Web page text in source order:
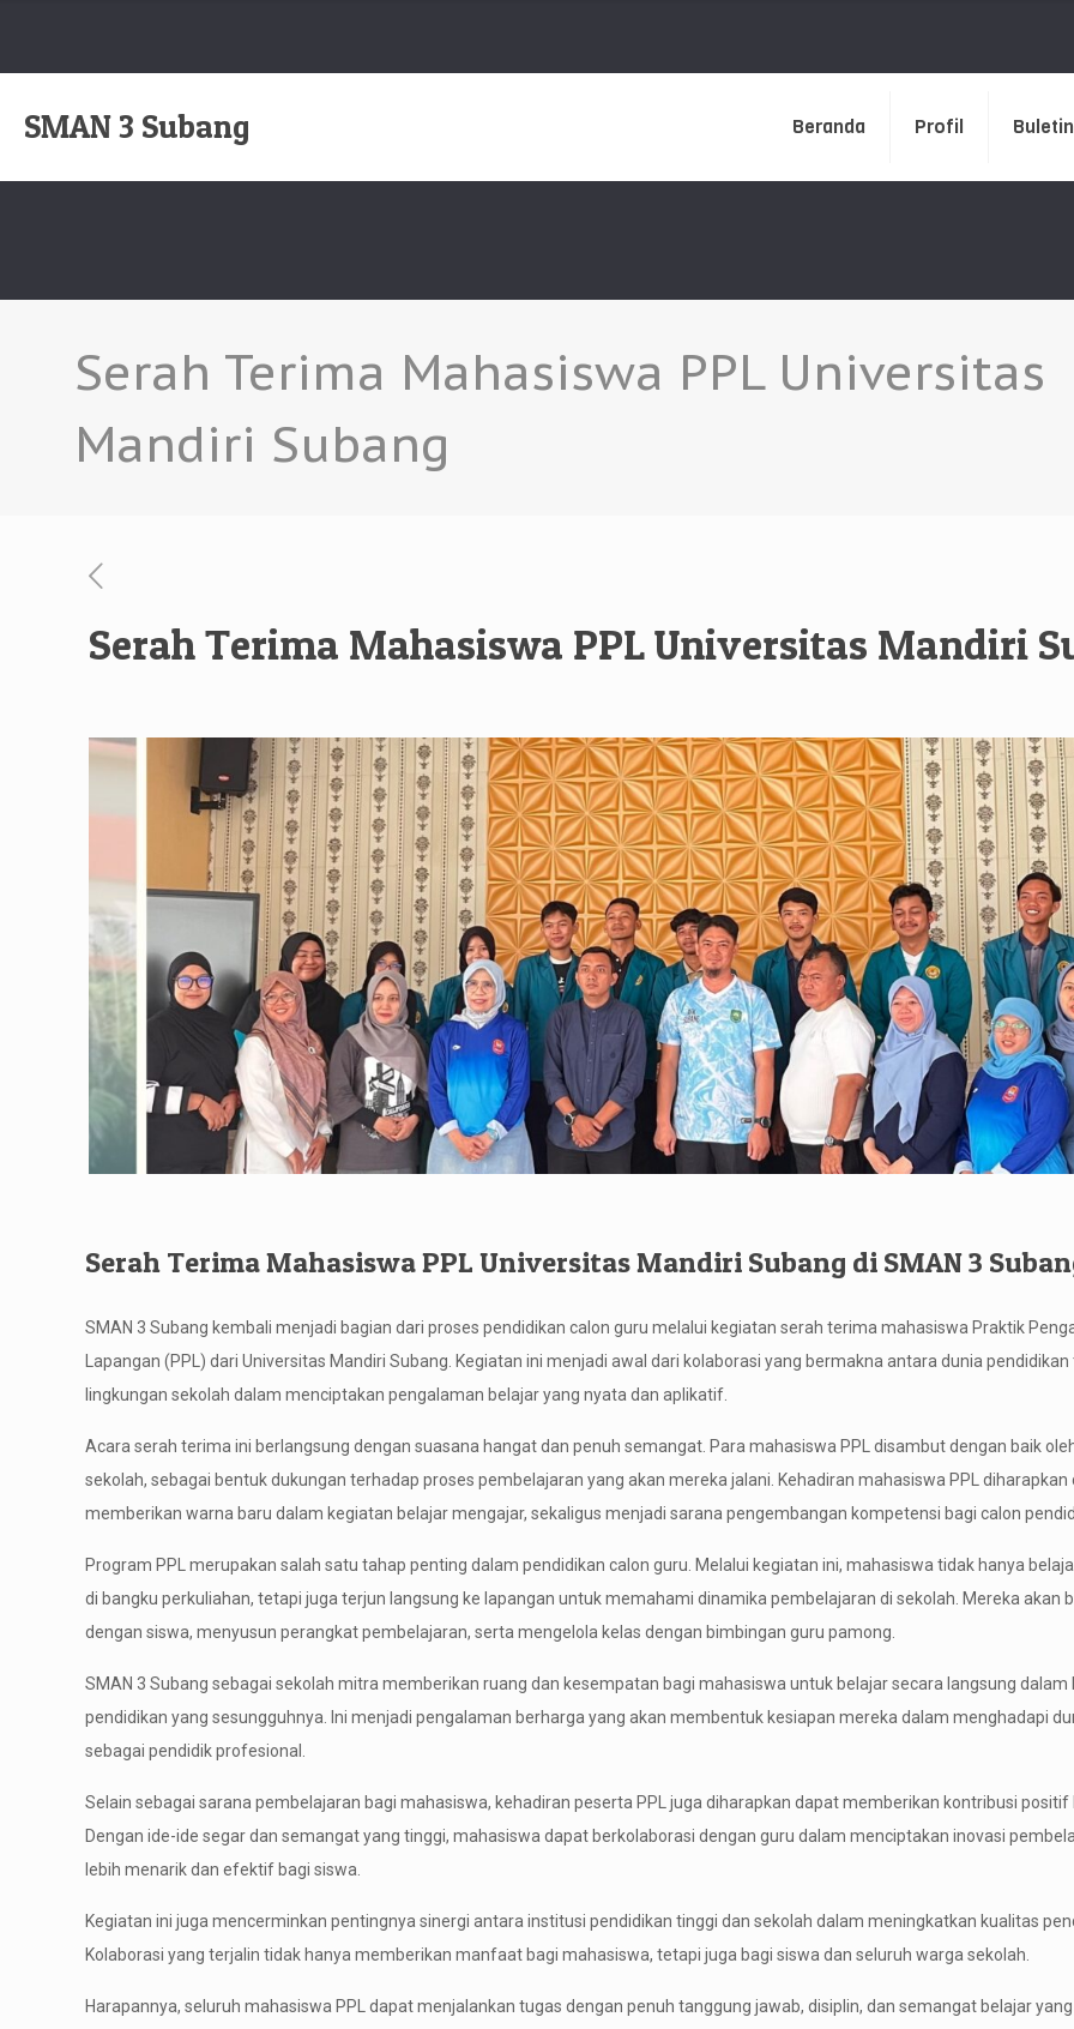
SMAN 3 Subang Beranda Profil Buletin
Serah Terima Mahasiswa PPL Universitas
Mandiri Subang
Serah Terima Mahasiswa PPL Universitas Mandiri
Serah Terima Mahasiswa PPL Universitas Mandiri Subang di SMAN 3
SMAN 3 Subang kembali menjadi bagian dari proses pendidikan calon guru melalui kegiatan serah terima mahasiswa Praktik
Lapangan (PPL) dari Universitas Mandiri Subang. Kegiatan ini menjadi awal dari kolaborasi yang bermakna antara dunia
lingkungan sekolah dalam menciptakan pengalaman belajar yang nyata dan aplikatif.
Acara serah terima ini berlangsung dengan suasana hangat dan penuh semangat. Para mahasiswa PPL disambut dengan baik
sekolah, sebagai bentuk dukungan terhadap proses pembelajaran yang akan mereka jalani. Kehadiran mahasiswa PPL diharapkan
memberikan warna baru dalam kegiatan belajar mengajar, sekaligus menjadi sarana pengembangan kompetensi bagi calon
Program PPL merupakan salah satu tahap penting dalam pendidikan calon guru. Melalui kegiatan ini, mahasiswa tidak hanya
di bangku perkuliahan, tetapi juga terjun langsung ke lapangan untuk memahami dinamika pembelajaran di sekolah. Mereka akan
dengan siswa, menyusun perangkat pembelajaran, serta mengelola kelas dengan bimbingan guru pamong.
SMAN 3 Subang sebagai sekolah mitra memberikan ruang dan kesempatan bagi mahasiswa untuk belajar secara langsung dalam
pendidikan yang sesungguhnya. Ini menjadi pengalaman berharga yang akan membentuk kesiapan mereka dalam menghadapi
sebagai pendidik profesional.
Selain sebagai sarana pembelajaran bagi mahasiswa, kehadiran peserta PPL juga diharapkan dapat memberikan kontribusi positif
Dengan ide-ide segar dan semangat yang tinggi, mahasiswa dapat berkolaborasi dengan guru dalam menciptakan inovasi
lebih menarik dan efektif bagi siswa.
Kegiatan ini juga mencerminkan pentingnya sinergi antara institusi pendidikan tinggi dan sekolah dalam meningkatkan kualitas
Kolaborasi yang terjalin tidak hanya memberikan manfaat bagi mahasiswa, tetapi juga bagi siswa dan seluruh warga sekolah.
Harapannya, seluruh mahasiswa PPL dapat menjalankan tugas dengan penuh tanggung jawab, disiplin, dan semangat belajar